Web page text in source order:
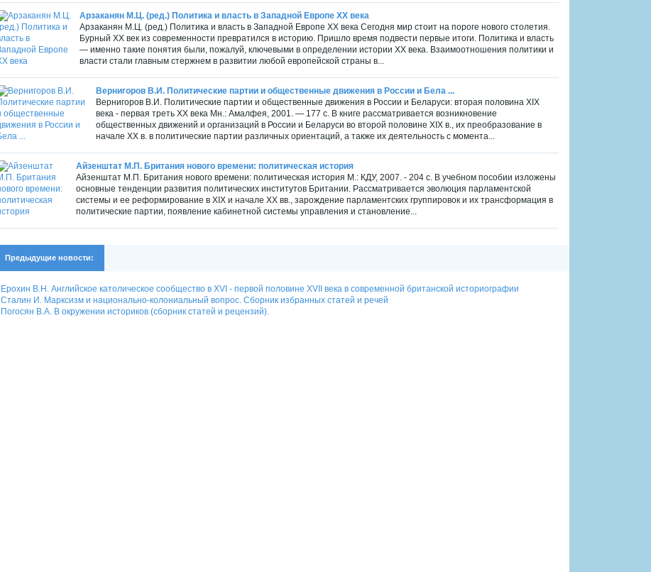
Арзаканян М.Ц. (ред.) Политика и власть в Западной Европе XX века
Арзаканян М.Ц. (ред.) Политика и власть в Западной Европе XX века Сегодня мир стоит на пороге нового столетия.
Бурный XX век из современности превратился в историю. Пришло время подвести первые итоги. Политика и власть
— именно такие понятия были, пожалуй, ключевыми в определении истории XX века. Взаимоотношения политики и
власти стали главным стержнем в развитии любой европейской страны в...
Вернигоров В.И. Политические партии и общественные движения в России и Бела ...
Вернигоров В.И. Политические партии и общественные движения в России и Беларуси: вторая половина XIX
века - первая треть XX века Мн.: Амалфея, 2001. — 177 с. В книге рассматривается возникновение
общественных движений и организаций в России и Беларуси во второй половине XIX в., их преобразование в
начале XX в. в политические партии различных ориентаций, а также их деятельность с момента...
Айзенштат М.П. Британия нового времени: политическая история
Айзенштат М.П. Британия нового времени: политическая история М.: КДУ, 2007. - 204 с. В учебном пособии изложены
основные тенденции развития политических институтов Британии. Рассматривается эволюция парламентской
системы и ее реформирование в XIX и начале XX вв., зарождение парламентских группировок и их трансформация в
политические партии, появление кабинетной системы управления и становление...
Предыдущие новости:
Ерохин В.Н. Английское католическое сообщество в XVI - первой половине XVII века в современной британской историографии
Сталин И. Марксизм и национально-колониальный вопрос. Сборник избранных статей и речей
Погосян В.А. В окружении историков (сборник статей и рецензий).